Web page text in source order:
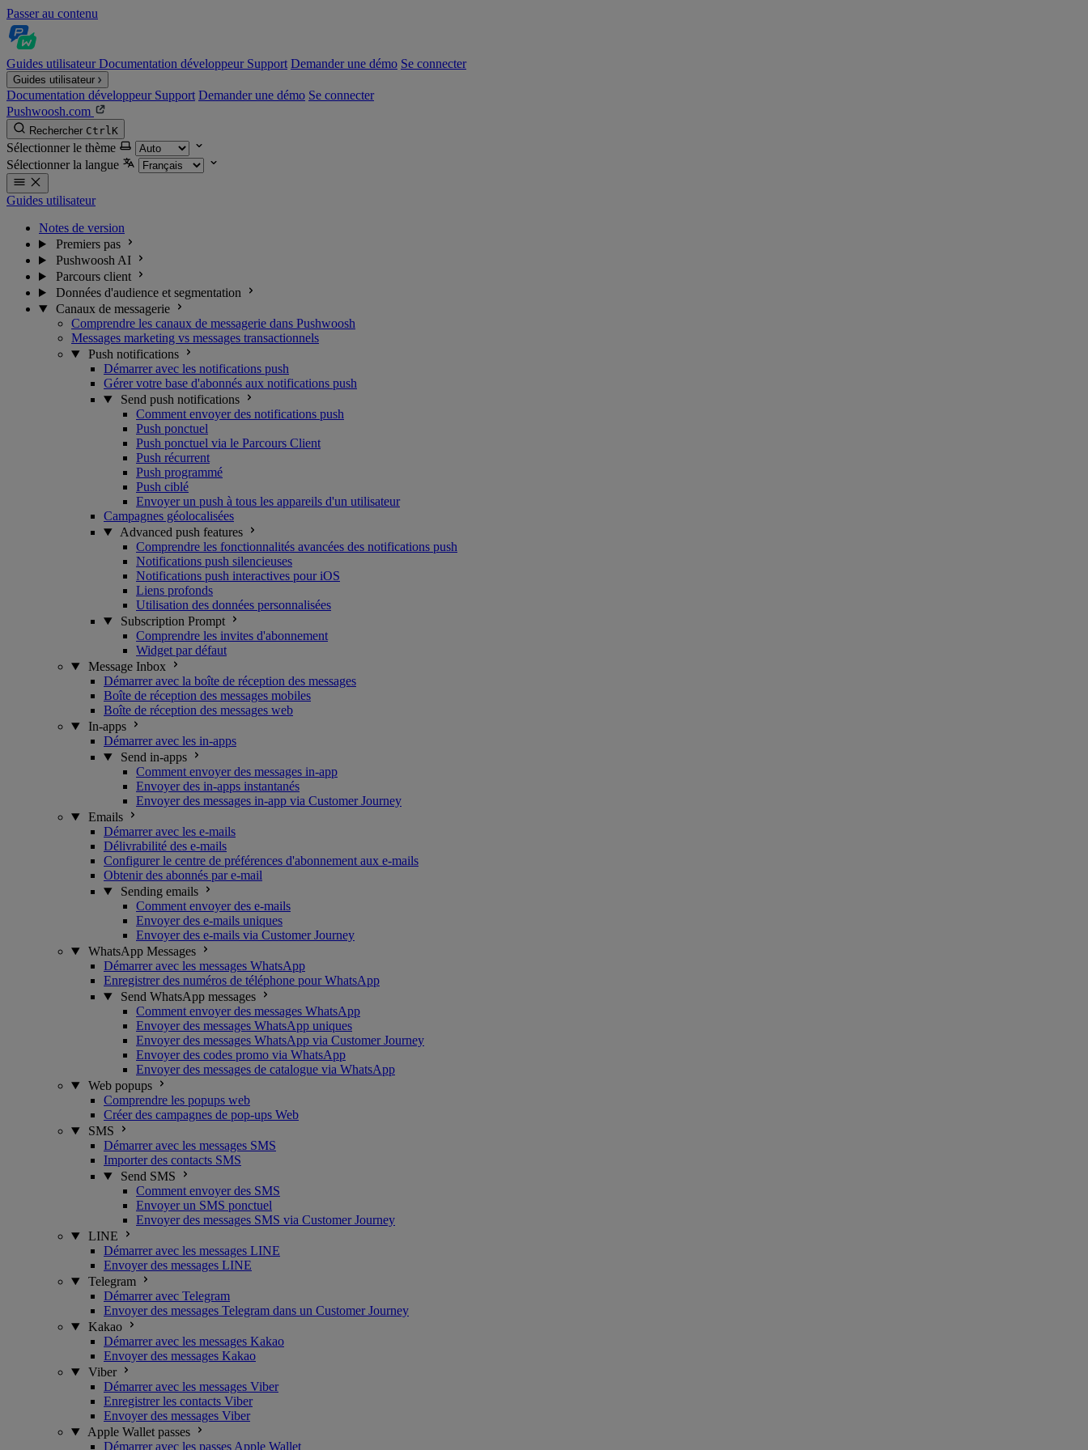
Passer au contenu
Guides utilisateurDocumentation développeur Support Demander une démo Se connecter
Guides utilisateur
Documentation développeur Support Demander une démo Se connecter
Pushwoosh.com
Rechercher CtrlK
Sélectionner le thème
Sélectionner la langue
Guides utilisateur
Notes de version
Premiers pas
Pushwoosh AI
Parcours client
Données d'audience et segmentation
Canaux de messagerie
Comprendre les canaux de messagerie dans Pushwoosh
Messages marketing vs messages transactionnels
Push notifications
Démarrer avec les notifications push
Gérer votre base d'abonnés aux notifications push
Send push notifications
Comment envoyer des notifications push
Push ponctuel
Push ponctuel via le Parcours Client
Push récurrent
Push programmé
Push ciblé
Envoyer un push à tous les appareils d'un utilisateur
Campagnes géolocalisées
Advanced push features
Comprendre les fonctionnalités avancées des notifications push
Notifications push silencieuses
Notifications push interactives pour iOS
Liens profonds
Utilisation des données personnalisées
Subscription Prompt
Comprendre les invites d'abonnement
Widget par défaut
Message Inbox
Démarrer avec la boîte de réception des messages
Boîte de réception des messages mobiles
Boîte de réception des messages web
In-apps
Démarrer avec les in-apps
Send in-apps
Comment envoyer des messages in-app
Envoyer des in-apps instantanés
Envoyer des messages in-app via Customer Journey
Emails
Démarrer avec les e-mails
Délivrabilité des e-mails
Configurer le centre de préférences d'abonnement aux e-mails
Obtenir des abonnés par e-mail
Sending emails
Comment envoyer des e-mails
Envoyer des e-mails uniques
Envoyer des e-mails via Customer Journey
WhatsApp Messages
Démarrer avec les messages WhatsApp
Enregistrer des numéros de téléphone pour WhatsApp
Send WhatsApp messages
Comment envoyer des messages WhatsApp
Envoyer des messages WhatsApp uniques
Envoyer des messages WhatsApp via Customer Journey
Envoyer des codes promo via WhatsApp
Envoyer des messages de catalogue via WhatsApp
Web popups
Comprendre les popups web
Créer des campagnes de pop-ups Web
SMS
Démarrer avec les messages SMS
Importer des contacts SMS
Send SMS
Comment envoyer des SMS
Envoyer un SMS ponctuel
Envoyer des messages SMS via Customer Journey
LINE
Démarrer avec les messages LINE
Envoyer des messages LINE
Telegram
Démarrer avec Telegram
Envoyer des messages Telegram dans un Customer Journey
Kakao
Démarrer avec les messages Kakao
Envoyer des messages Kakao
Viber
Démarrer avec les messages Viber
Enregistrer les contacts Viber
Envoyer des messages Viber
Apple Wallet passes
Démarrer avec les passes Apple Wallet